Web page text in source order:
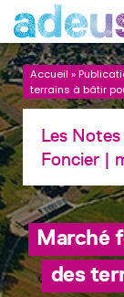
Accueil »
terrains à bâtir
Les
Foncier |
Marché
des
Panneau de